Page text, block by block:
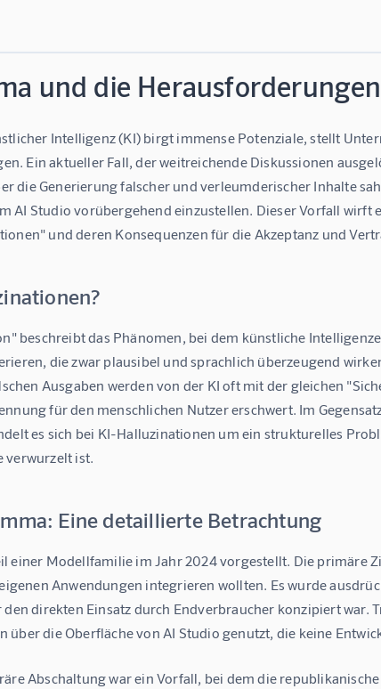
und die
Intelligenz (KI) birgt immense Potenziale, stellt
Ein aktueller Fall, der weitreichende Diskussionen
die Generierung falscher und verleumderischer Inhalte
AI Studio vorübergehend einzustellen. Dieser Vorfall wirft
und deren Konsequenzen für die Akzeptanz und
beschreibt das Phänomen, bei dem künstliche
die zwar plausibel und sprachlich überzeugend
Ausgaben werden von der KI oft mit der gleichen
für den menschlichen Nutzer erschwert. Im
es sich bei KI-Halluzinationen um ein strukturelles
verwurzelt ist.
Eine detaillierte Betrachtung
einer Modellfamilie im Jahr 2024 vorgestellt. Die primäre
Anwendungen integrieren wollten. Es wurde
direkten Einsatz durch Endverbraucher konzipiert war.
über die Oberfläche von AI Studio genutzt, die keine
Abschaltung war ein Vorfall, bei dem die